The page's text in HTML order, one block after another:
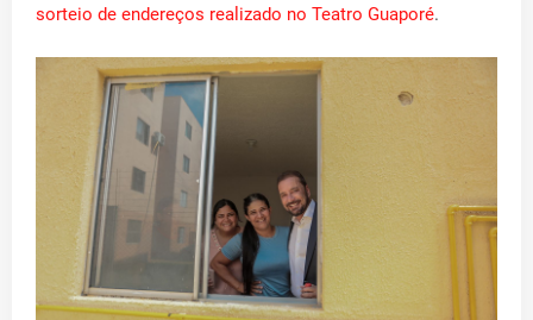
sorteio de endereços realizado no Teatro Guaporé.